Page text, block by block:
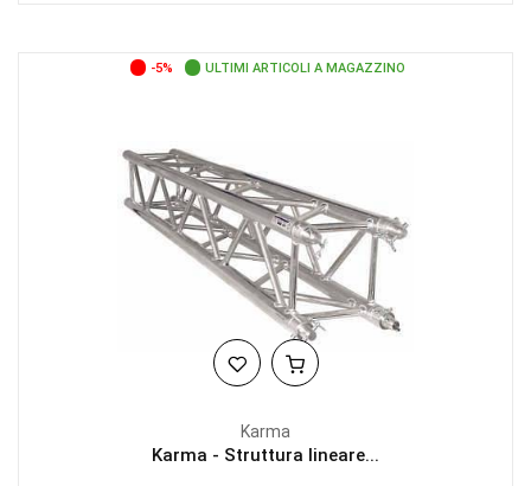
-5% ULTIMI ARTICOLI A MAGAZZINO
Karma
Karma - Struttura lineare...